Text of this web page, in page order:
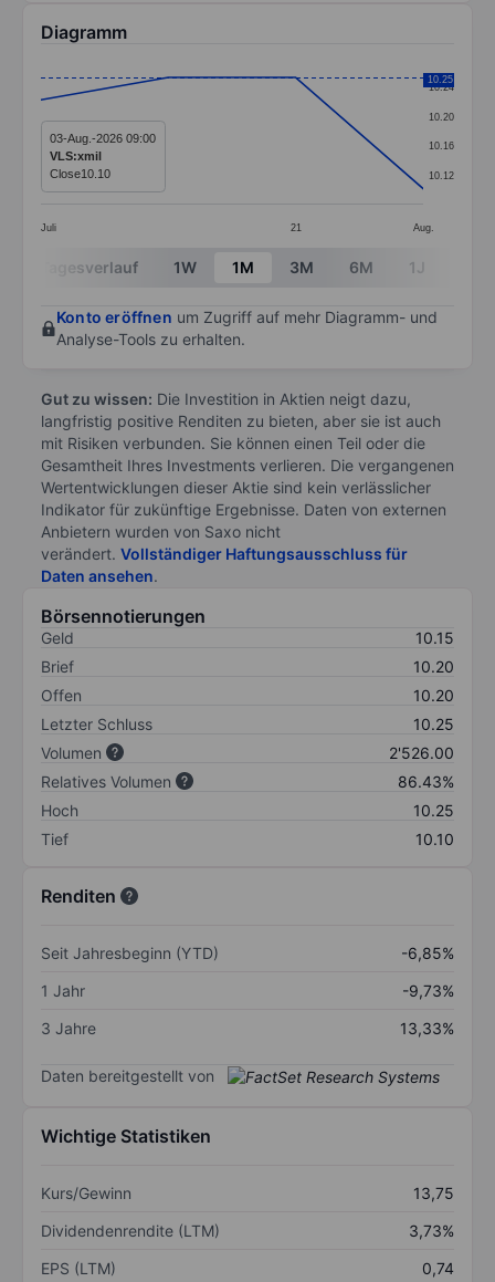
Diagramm
The chart has 1 X axis displaying categories.
The chart has 1 Y axis displaying values. Data ranges
Juli 21 Aug.
10.12
10.16
10.20
10.24
10.25
03-Aug.-2026 09:00
VLS:xmil
Close10.10
End of interactive chart.
Tagesverlauf 1W 1M 3M 6M 1J
Konto eröffnen um Zugriff auf mehr Diagramm- und
Analyse-Tools zu erhalten.
Gut zu wissen: Die Investition in Aktien neigt dazu,
langfristig positive Renditen zu bieten, aber sie ist auch
mit Risiken verbunden. Sie können einen Teil oder die
Gesamtheit Ihres Investments verlieren. Die vergangenen
Wertentwicklungen dieser Aktie sind kein verlässlicher
Indikator für zukünftige Ergebnisse. Daten von externen
Anbietern wurden von Saxo nicht
verändert. Vollständiger Haftungsausschluss für
Daten ansehen.
Börsennotierungen
Geld
10.15
Brief
10.20
Offen
10.20
Letzter Schluss
10.25
Volumen
2'526.00
Relatives Volumen
86.43%
Hoch
10.25
Tief
10.10
Renditen
Seit Jahresbeginn (YTD)
-6,85%
1 Jahr
-9,73%
3 Jahre
13,33%
Daten bereitgestellt von
Wichtige Statistiken
Kurs/Gewinn
13,75
Dividendenrendite (LTM)
3,73%
EPS (LTM)
0,74